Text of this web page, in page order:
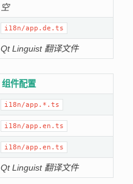
空
i18n/app.de.ts
Qt Linguist 翻译文件
组件配置
i18n/app.*.ts
i18n/app.en.ts
i18n/app.en.ts
Qt Linguist 翻译文件